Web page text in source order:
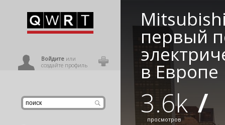
Войдитеили
создайте профиль
первый
в Европе
3.6k
просмотров /